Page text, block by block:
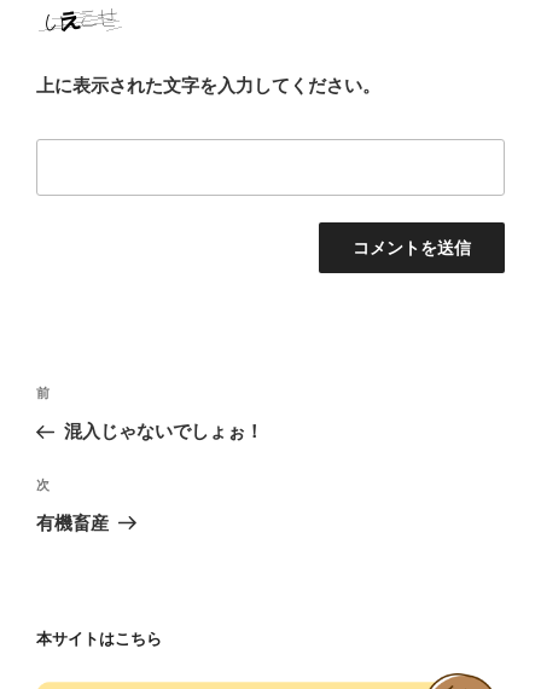
上に表示された文字を入力してください。
投
ナ
ビ
ゲ
ン
前
の
稿
前
混入じゃないでしょぉ！
次
の
次
有機畜産
本サイトはこちら